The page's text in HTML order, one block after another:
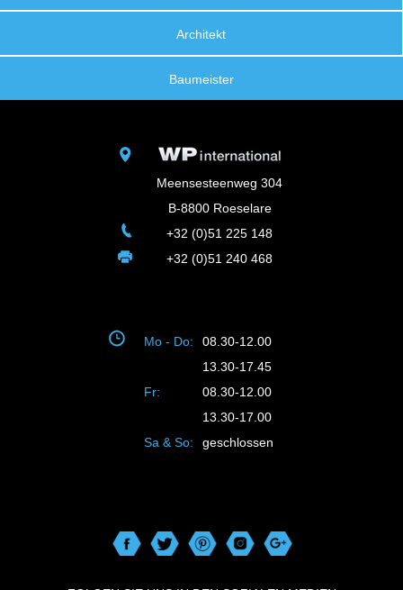
Architekt
Baumeister
Meensesteenweg 304
B-8800 Roeselare
+32 (0)51 225 148
+32 (0)51 240 468
Mo - Do:
08.30-12.00
13.30-17.45
Fr:
08.30-12.00
13.30-17.00
Sa & So:
geschlossen